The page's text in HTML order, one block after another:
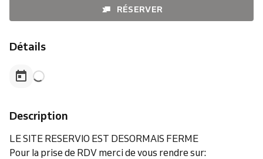
RÉSERVER
Détails
Description
LE SITE RESERVIO EST DESORMAIS FERME
Pour la prise de RDV merci de vous rendre sur: